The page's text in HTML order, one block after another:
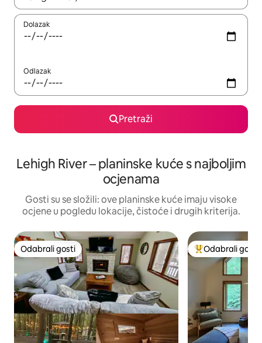
Dolazak
Odlazak
Pretraži
Lehigh River – planinske kuće s najboljim
ocjenama
Gosti su se složili: ove planinske kuće imaju visoke
ocjene u pogledu lokacije, čistoće i drugih kriterija.
Odabrali gosti
Odabrali gosti Među najviše
Odabrali gosti